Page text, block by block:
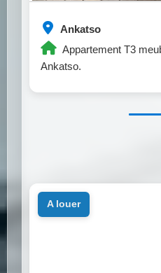
Ankatso
Appartement T3
Ankatso.
a louer